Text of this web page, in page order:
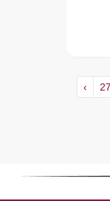
›